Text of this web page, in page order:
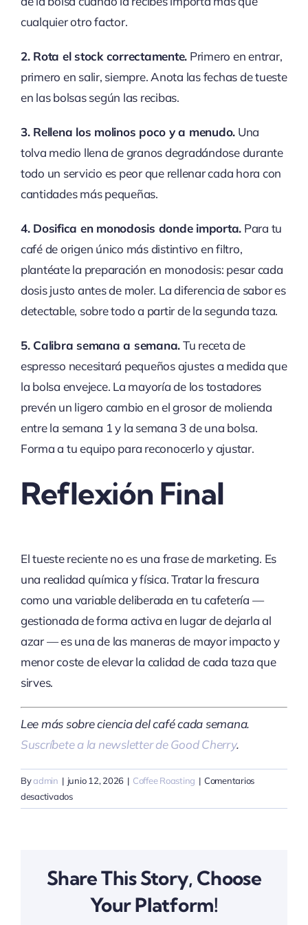
cualquier otro factor.
2. Rota el stock correctamente. Primero en entrar,
primero en salir, siempre. Anota las fechas de tueste
en las bolsas según las recibas.
3. Rellena los molinos poco y a menudo. Una
tolva medio llena de granos degradándose durante
todo un servicio es peor que rellenar cada hora con
cantidades más pequeñas.
4. Dosifica en monodosis donde importa. Para tu
café de origen único más distintivo en filtro,
plantéate la preparación en monodosis: pesar cada
dosis justo antes de moler. La diferencia de sabor es
detectable, sobre todo a partir de la segunda taza.
5. Calibra semana a semana.Tu receta de
espresso necesitará pequeños ajustes a medida que
la bolsa envejece. La mayoría de los tostadores
prevén un ligero cambio en el grosor de molienda
entre la semana 1 y la semana 3 de una bolsa.
Forma a tu equipo para reconocerlo y ajustar.
Reflexión Final
El tueste reciente no es una frase de marketing. Es
una realidad química y física. Tratar la frescura
como una variable deliberada en tu cafetería —
gestionada de forma activa en lugar de dejarla al
azar — es una de las maneras de mayor impacto y
menor coste de elevar la calidad de cada taza que
sirves.
Lee más sobre ciencia del café cada semana.
Suscríbete a la newsletter de Good Cherry.
Byadmin | junio 12, 2026 | Coffee Roasting | Comentarios
desactivadosen
Por
reciente
Share This Story, Choose
Your Platform!